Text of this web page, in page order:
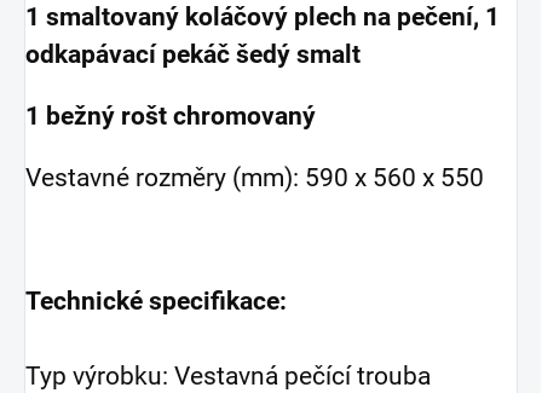
1 smaltovaný koláčový plech na pečení, 1
odkapávací pekáč šedý smalt
1 bežný rošt chromovaný
Vestavné rozměry (mm): 590 x 560 x 550
Technické specifikace:
Typ výrobku: Vestavná pečící trouba